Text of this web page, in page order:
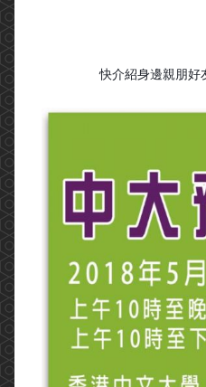
快介紹身邊親朋好